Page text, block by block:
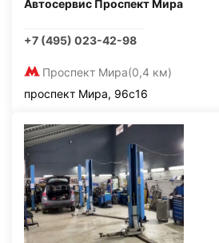
Автосервис Проспект Мира
+7 (495) 023-42-98
Проспект Мира(0,4 км)
проспект Мира, 96с16